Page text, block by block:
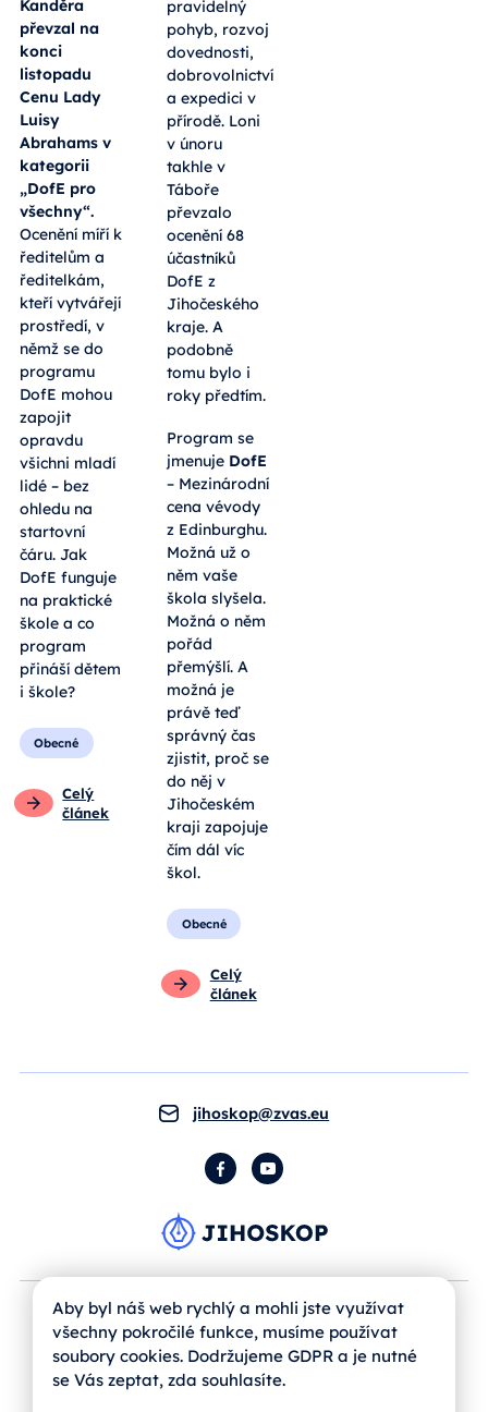
Kanděra
převzal na
konci
listopadu
Cenu Lady
Luisy
Abrahams v
kategorii
„DofE pro
všechny“.
Ocenění míří k
ředitelům a
ředitelkám,
kteří vytvářejí
prostředí, v
němž se do
programu
DofE mohou
zapojit
opravdu
všichni mladí
lidé – bez
ohledu na
startovní
čáru. Jak
DofE funguje
na praktické
škole a co
program
přináší dětem
i škole?
Obecné
Celý
článek
pravidelný
pohyb, rozvoj
dovednosti,
dobrovolnictví
a expedici v
přírodě. Loni
v únoru
takhle v
Táboře
převzalo
ocenění 68
účastníků
DofE z
Jihočeského
kraje. A
podobně
tomu bylo i
roky předtím.
Program se
jmenuje DofE
– Mezinárodní
cena vévody
z Edinburghu.
Možná už o
něm vaše
škola slyšela.
Možná o něm
pořád
přemýšlí. A
možná je
právě teď
správný čas
zjistit, proč se
do něj v
Jihočeském
kraji zapojuje
čím dál víc
škol.
Obecné
Celý
článek
jihoskop@zvas.eu
FacebookYouTube
Aby byl náš web rychlý a mohli jste využívat
všechny pokročilé funkce, musíme používat
soubory cookies. Dodržujeme GDPR a je nutné
se Vás zeptat, zda souhlasíte.